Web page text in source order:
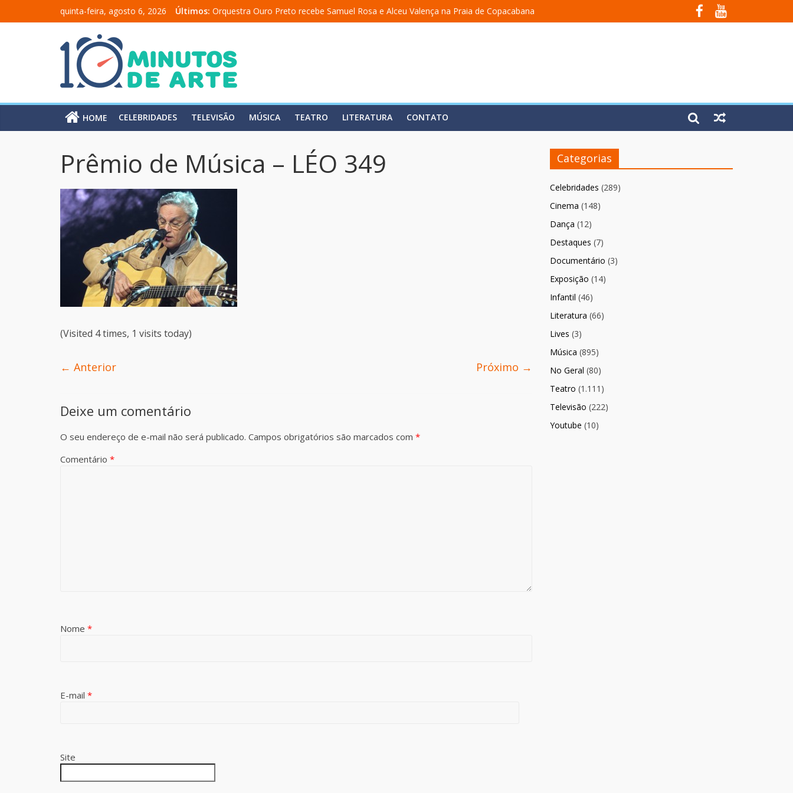
quinta-feira, agosto 6, 2026 Últimos: Orquestra Ouro Preto recebe Samuel Rosa e Alceu Valença na Praia de Copacabana
“Comunicado a uma academia” ganha nova temporada na Fundição Progresso
Mônica Salmaso lança álbum em homenagem a Elizeth Cardoso
Carolina Chalita estreia o solo “Eu matei a Sherazade – Confissões De Uma Árabe Em Fúria”
HOME CELEBRIDADES TELEVISÃO MÚSICA TEATRO LITERATURA CONTATO
Prêmio de Música – LÉO 349
(Visited 4 times, 1 visits today)
← Anterior Próximo →
Deixe um comentário
O seu endereço de e-mail não será publicado. Campos obrigatórios são marcados com *
Comentário *
Nome *
E-mail *
Site
Categorias
Celebridades (289)
Cinema (148)
Dança (12)
Destaques (7)
Documentário (3)
Exposição (14)
Infantil (46)
Literatura (66)
Lives (3)
Música (895)
No Geral (80)
Teatro (1.111)
Televisão (222)
Youtube (10)